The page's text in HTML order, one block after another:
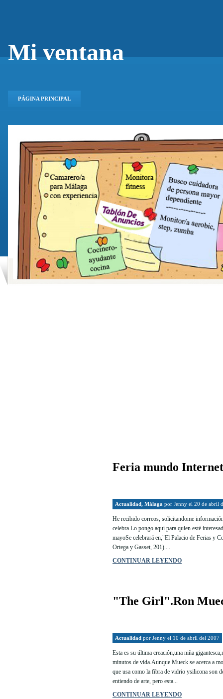
Mi ventana
PÁGINA PRINCIPAL
Feria mundo Internet
Actualidad, Málaga por Jenny el 20 de abril
He recibido correos, solicitandome
celebra.Lo pongo aquí para quien esté
mayoSe celebrará en,"El Palacio de Ferias y
Ortega y Gasset, 201)....
CONTINUAR LEYENDO
"The Girl".Ron
Actualidad por Jenny el 10 de abril del 2007
Esta es su última creación,una niña
minutos de vida.Aunque Mueck se acerca a
que usa como la fibra de vidrio ysilicona son
entiendo de arte, pero esta...
CONTINUAR LEYENDO